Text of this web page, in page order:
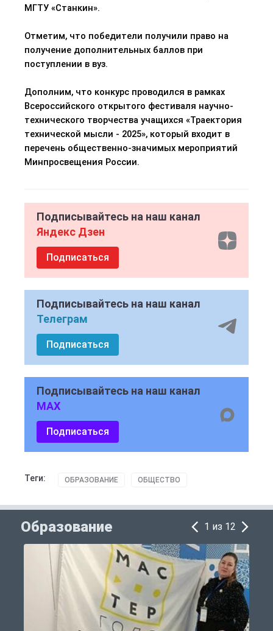
МГТУ «Станкин».
Отметим, что победители получили право на
получение дополнительных баллов при
поступлении в вуз.
Дополним, что конкурс проводился в рамках
Всероссийского открытого фестиваля научно-
технического творчества учащихся «Траектория
технической мысли - 2025», который входит в
перечень общественно-значимых мероприятий
Минпросвещения России.
Подписывайтесь на наш канал
Яндекс Дзен
Подписаться
Подписывайтесь на наш канал
Телеграм
Подписаться
Подписывайтесь на наш канал
MAX
Подписаться
Теги: ОБРАЗОВАНИЕ ОБЩЕСТВО
Образование 1 из 12